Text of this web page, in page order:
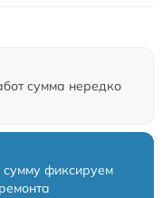
сумма нередко
сумму фиксируем